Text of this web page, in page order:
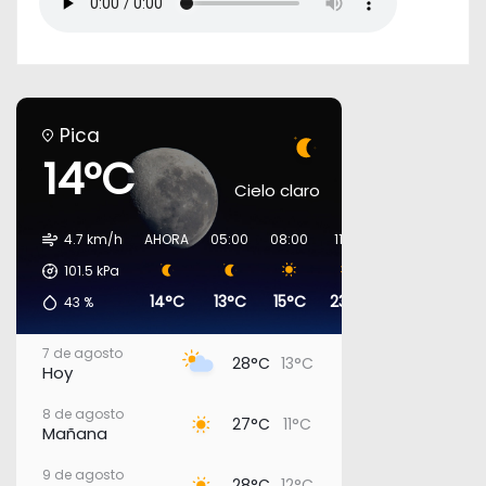
Pica
14°C Cielo claro
4.7 km/h
101.5 kPa
43 %
AHORA
14°C
05:00
13°C
08:00
15°C
11:00
23°C
7 de agosto
Hoy 28°C 13°C
8 de agosto
Mañana 27°C 11°C
9 de agosto